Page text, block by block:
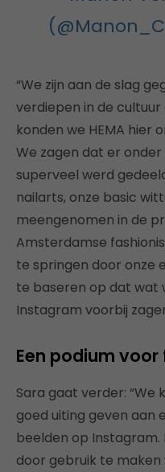
“We zijn aan de slag
verdiepen in de
konden we HEMA hier
We zagen dat er
superveel werd
nailarts, onze basic
meengenomen in de
Amsterdamse
te springen door onze
te baseren op dat wat
Instagram voorbij
Een podium
Sara gaat verder: “We
goed uiting geven aan
beelden op Instagram.
door gebruik te